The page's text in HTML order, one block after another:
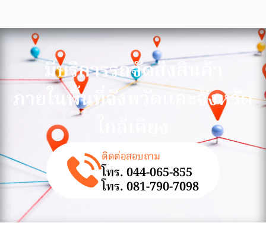
มีบริการรถจัดส่งสินค้า
ภายในพื้นที่จังหวัดและจังหวัด
ติดต่อสอบถาม
โทร. 044-065-855
โทร. 081-790-7098